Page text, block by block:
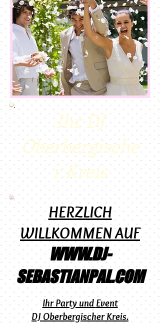
Ihr DJ
Oberbergische
r Kreis
HERZLICH
WILLKOMMEN AUF
WWW.DJ-
SEBASTIANPAL.COM
Ihr Party und Event
DJ Oberbergischer Kreis.